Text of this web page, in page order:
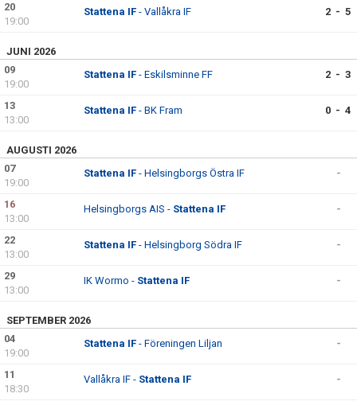
20
19:00
Stattena IF - Vallåkra IF 2 - 5
JUNI 2026
09
19:00
Stattena IF - Eskilsminne FF 2 - 3
13
13:00
Stattena IF - BK Fram 0 - 4
AUGUSTI 2026
07
19:00
Stattena IF - Helsingborgs Östra IF -
16
13:00
Helsingborgs AIS - Stattena IF -
22
13:00
Stattena IF - Helsingborg Södra IF -
29
13:00
IK Wormo - Stattena IF -
SEPTEMBER 2026
04
19:00
Stattena IF - Föreningen Liljan -
11
18:30
Vallåkra IF - Stattena IF -